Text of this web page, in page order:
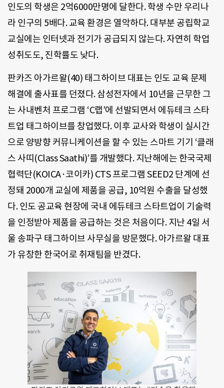
인도의 학생은 2억6000만명에 달한다. 학생 수만 우리나
라 인구의 5배다. 교육 환경은 열악하다. 대부분 공립학교
교실에는 인터넷과 전기가 공급되지 않는다. 자연히 학업
성취도도, 진학률도 낮다.
판카즈 아가르왈(40) 태그하이브 대표는 인도 교육 문제
해결에 출사표를 던졌다. 삼성전자에서 10년을 근무한 그
는 사내벤처 프로그램 ‘C랩’에 선발되면서 에듀테크 스타
트업 태그하이브를 창업했다. 이후 교사와 학생이 실시간
으로 양방향 커뮤니케이션을 할 수 있는 스마트 기기 ‘클래
스 사띠(Class Saathi)’를 개발했다. 지난해에는 한국국제
협력단(KOICA·코이카) CTS 프로그램 SEED2 단계에 선
정돼 2000개 교실에 제품을 공급, 10억원 수출을 달성했
다. 인도 공교육 현장에 국내 에듀테크 스타트업이 기술력
을 인정받아 제품을 공급하는 것은 처음이다. 지난 4일 서
울 송파구 태그하이브 사무실을 방문했다. 아가르왈 대표
가 유창한 한국어로 취재팀을 반겼다.